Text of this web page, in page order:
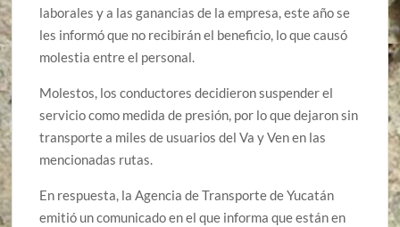
laborales y a las ganancias de la empresa, este año se
les informó que no recibirán el beneficio, lo que causó
molestia entre el personal.
Molestos, los conductores decidieron suspender el
servicio como medida de presión, por lo que dejaron sin
transporte a miles de usuarios del Va y Ven en las
mencionadas rutas.
En respuesta, la Agencia de Transporte de Yucatán
emitió un comunicado en el que informa que están en